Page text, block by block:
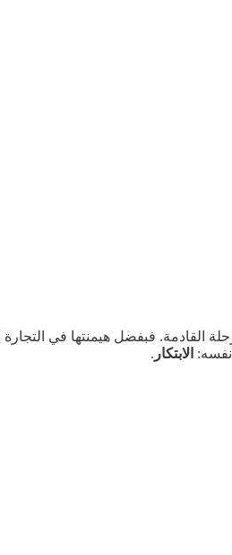
القادمة. فبفضل هيمنتها في التجارة
الابتكار .